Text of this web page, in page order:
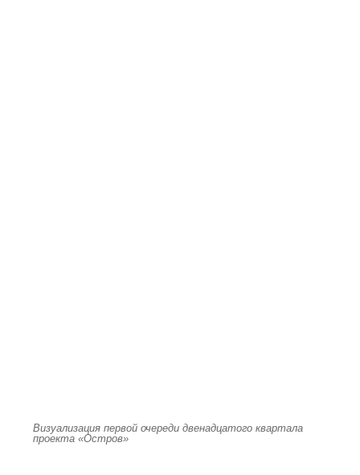
Визуализация первой очереди двенадцатого квартала
проекта «Остров»